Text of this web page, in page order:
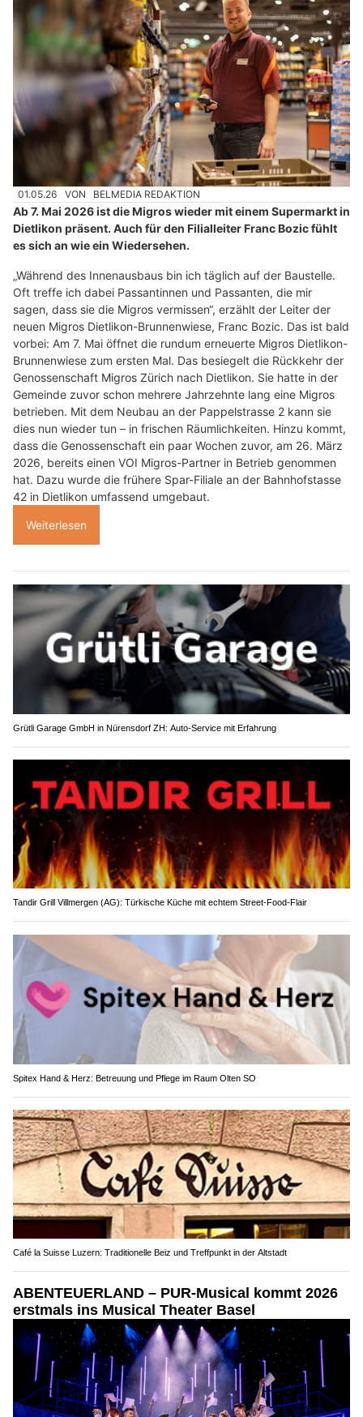
01.05.26 VON BELMEDIA REDAKTION
Ab 7. Mai 2026 ist die Migros wieder mit einem Supermarkt in
Dietlikon präsent. Auch für den Filialleiter Franc Bozic fühlt
es sich an wie ein Wiedersehen.
„Während des Innenausbaus bin ich täglich auf der Baustelle.
Oft treffe ich dabei Passantinnen und Passanten, die mir
sagen, dass sie die Migros vermissen“, erzählt der Leiter der
neuen Migros Dietlikon-Brunnenwiese, Franc Bozic. Das ist bald
vorbei: Am 7. Mai öffnet die rundum erneuerte Migros Dietlikon-
Brunnenwiese zum ersten Mal. Das besiegelt die Rückkehr der
Genossenschaft Migros Zürich nach Dietlikon. Sie hatte in der
Gemeinde zuvor schon mehrere Jahrzehnte lang eine Migros
betrieben. Mit dem Neubau an der Pappelstrasse 2 kann sie
dies nun wieder tun – in frischen Räumlichkeiten. Hinzu kommt,
dass die Genossenschaft ein paar Wochen zuvor, am 26. März
2026, bereits einen VOI Migros-Partner in Betrieb genommen
hat. Dazu wurde die frühere Spar-Filiale an der Bahnhofstasse
42 in Dietlikon umfassend umgebaut.
Weiterlesen
Grütli Garage GmbH in Nürensdorf ZH: Auto-Service mit Erfahrung
Tandir Grill Villmergen (AG): Türkische Küche mit echtem Street-Food-Flair
Spitex Hand & Herz: Betreuung und Pflege im Raum Olten SO
Café la Suisse Luzern: Traditionelle Beiz und Treffpunkt in der Altstadt
ABENTEUERLAND – PUR-Musical kommt 2026
erstmals ins Musical Theater Basel